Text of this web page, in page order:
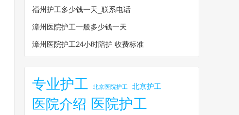
福州护工多少钱一天_联系电话
漳州医院护工一般多少钱一天
漳州医院护工24小时陪护 收费标准
专业护工 北京医院护工 北京护工
医院介绍 医院护工